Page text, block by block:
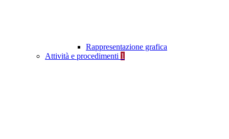
Rappresentazione grafica
Attività e procedimenti 1